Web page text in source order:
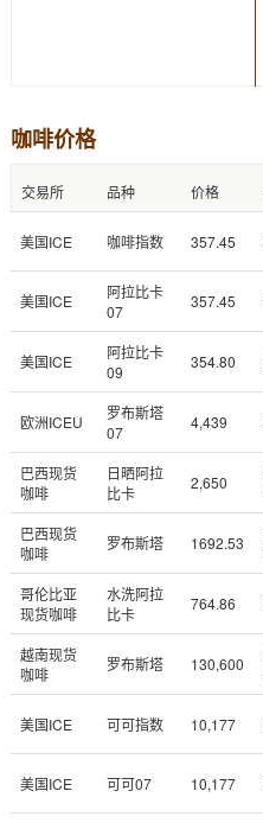
咖啡价格
交易所 品种 价格
美国ICE 咖啡指数 357.45
美国ICE
阿拉比卡
07
357.45
美国ICE
阿拉比卡
09
354.80
欧洲ICEU
罗布斯塔
07
4,439
巴西现货
咖啡
日晒阿拉
比卡
2,650
巴西现货
咖啡
罗布斯塔 1692.53
哥伦比亚
现货咖啡
水洗阿拉
比卡
764.86
越南现货
咖啡
罗布斯塔 130,600
美国ICE 可可指数 10,177
美国ICE 可可07 10,177